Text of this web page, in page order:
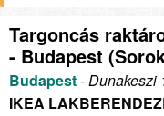
Targoncás
- Budapest
Budapest- Dunakeszi
IKEA